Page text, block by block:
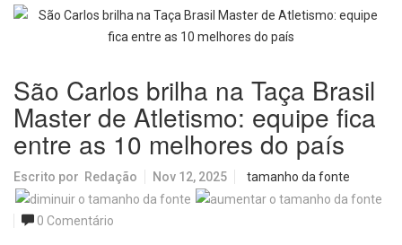
São Carlos brilha na Taça Brasil
Master de Atletismo: equipe fica
entre as 10 melhores do país
Escrito por Redação Nov 12, 2025 tamanho da fonte
0 Comentário